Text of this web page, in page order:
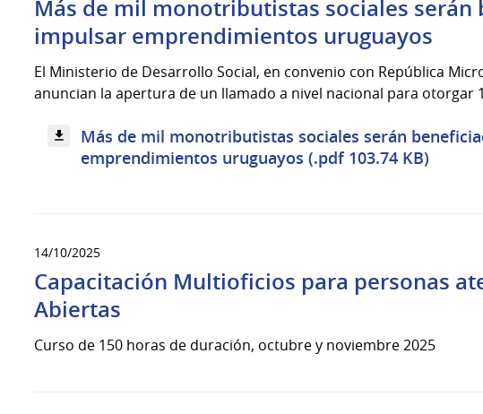
Más de mil monotributistas sociales
impulsar emprendimientos uruguayos
El Ministerio de Desarrollo Social, en convenio con República
anuncian la apertura de un llamado a nivel nacional para otorgar
Más de mil monotributistas sociales serán
emprendimientos uruguayos (.pdf 103.74 KB)
14/10/2025
Capacitación Multioficios para personas
Abiertas
Curso de 150 horas de duración, octubre y noviembre 2025